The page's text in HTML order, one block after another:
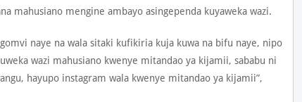
mahusiano mengine ambayo asingependa kuyaweka wazi.
naye na wala sitaki kufikiria kuja kuwa na bifu naye, nipo
wazi mahusiano kwenye mitandao ya kijamii, sababu ni
hayupo instagram wala kwenye mitandao ya kijamii”,